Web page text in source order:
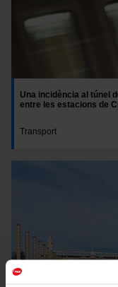
Una incidència al túnel
entre les estacions de
Transport